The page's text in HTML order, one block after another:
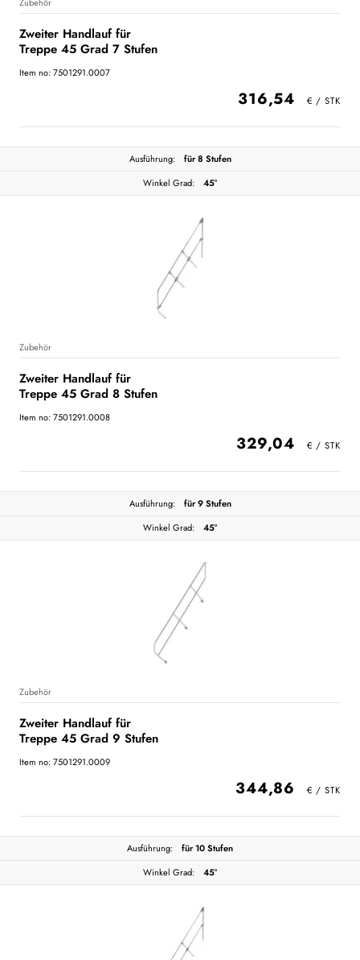
Zweiter Handlauf für
Treppe 45 Grad 7 Stufen
Item no: 7501291.0007
316,54
Ausführung:
für 8 Stufen
Winkel Grad:
45°
Zubehör
Zweiter Handlauf für
Treppe 45 Grad 8 Stufen
Item no: 7501291.0008
329,04
Ausführung:
für 9 Stufen
Winkel Grad:
45°
Zubehör
Zweiter Handlauf für
Treppe 45 Grad 9 Stufen
Item no: 7501291.0009
344,86
Ausführung:
für 10 Stufen
Winkel Grad:
45°